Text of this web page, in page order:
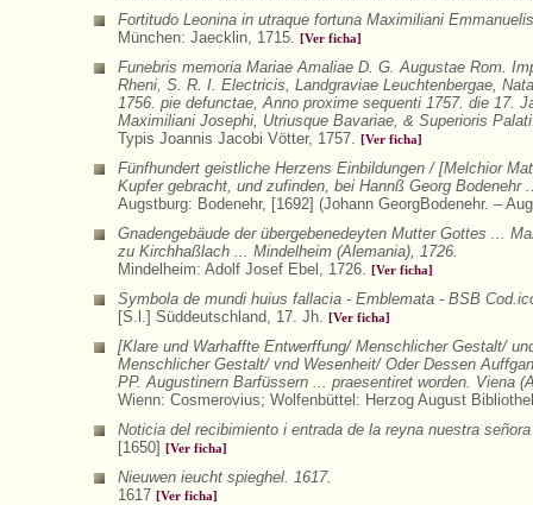
Fortitudo Leonina in utraque fortuna Maximiliani
München: Jaecklin, 1715.
[Ver ficha]
Funebris memoria Mariae Amaliae D. G. Augustae Rom.
Rheni, S. R. I. Electricis, Landgraviae Leuchtenbergae,
1756. pie defunctae, Anno proxime sequenti 1757. die 17.
Maximiliani Josephi, Utriusque Bavariae, & Superioris
Typis Joannis Jacobi Vötter, 1757.
[Ver ficha]
Fünfhundert geistliche Herzens Einbildungen / [Melchior
Kupfer gebracht, und zufinden, bei Hannß Georg Bodenehr
Augstburg: Bodenehr, [1692] (Johann GeorgBodenehr. –
Gnadengebäude der übergebenedeyten Mutter Gottes ...
zu Kirchhaßlach ... Mindelheim (Alemania), 1726.
Mindelheim: Adolf Josef Ebel, 1726.
[Ver ficha]
Symbola de mundi huius fallacia - Emblemata - BSB
[S.l.] Süddeutschland, 17. Jh.
[Ver ficha]
[Klare und Warhaffte Entwerffung/ Menschlicher Gestalt/
Menschlicher Gestalt/ vnd Wesenheit/ Oder Dessen
PP. Augustinern Barfüssern ... praesentiret worden. Viena
Wienn: Cosmerovius; Wolfenbüttel: Herzog August
Noticia del recibimiento i entrada de la reyna nuestra
[1650]
[Ver ficha]
Nieuwen ieucht spieghel. 1617.
1617 [Ver ficha]